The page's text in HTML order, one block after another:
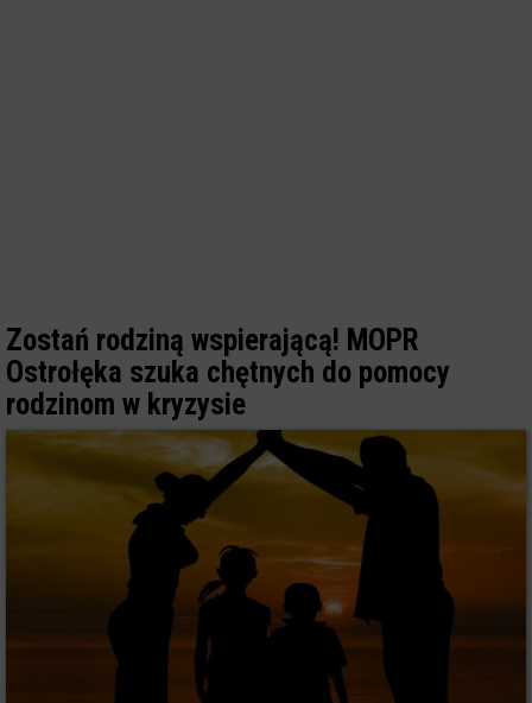
Zostań rodziną wspierającą! MOPR
Ostrołęka szuka chętnych do pomocy
rodzinom w kryzysie